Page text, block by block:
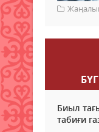
Биыл
табиғи